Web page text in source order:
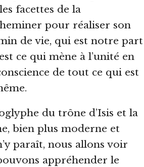
facettes de la
pour réaliser son
de vie, qui est notre part
ce qui mène à l’unité en
de tout ce qui est
du trône d’Isis et la
bien plus moderne et
paraît, nous allons voir
appréhender le